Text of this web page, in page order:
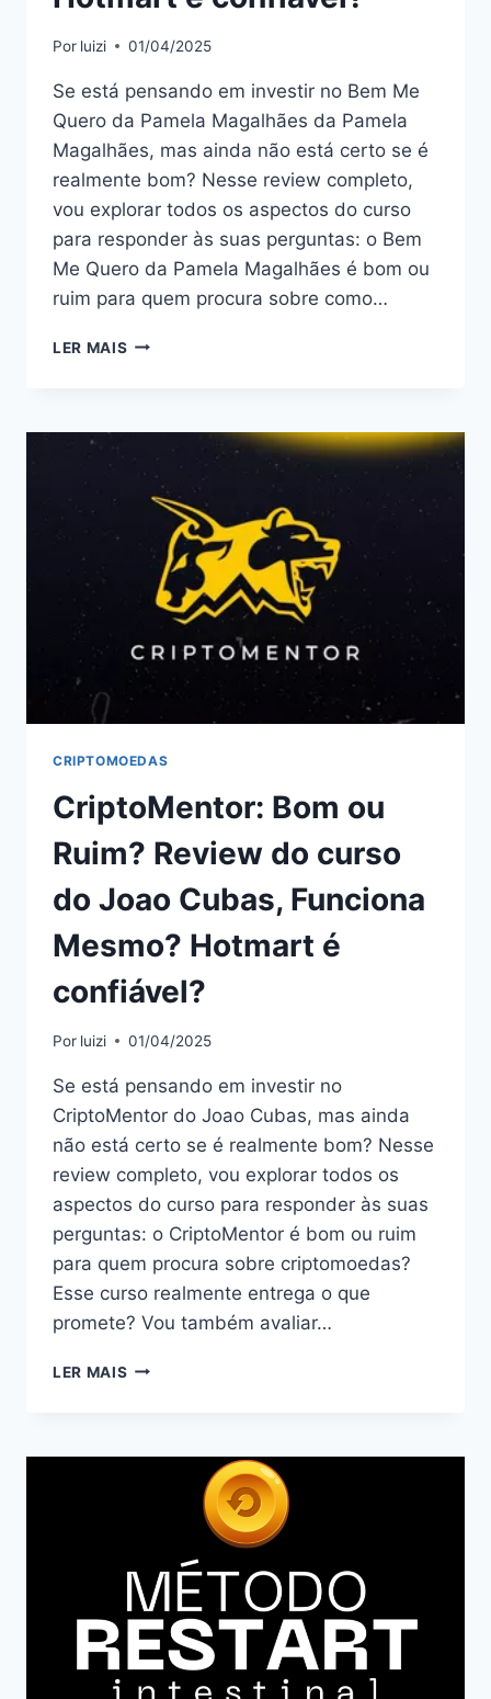
Por luizi 01/04/2025
Se está pensando em investir no Bem Me
Quero da Pamela Magalhães da Pamela
Magalhães, mas ainda não está certo se é
realmente bom? Nesse review completo,
vou explorar todos os aspectos do curso
para responder às suas perguntas: o Bem
Me Quero da Pamela Magalhães é bom ou
ruim para quem procura sobre como…
LER MAIS BEM
PAMELA
MAGALHÃES:
BOM
OU
RUIM?
REVIEW
CURSO
PAMELA
MAGALHÃES,
FUNCIONA
É
CRIPTOMOEDAS
CriptoMentor: Bom ou
Ruim? Review do curso
do Joao Cubas, Funciona
Mesmo? Hotmart é
confiável?
Por luizi 01/04/2025
Se está pensando em investir no
CriptoMentor do Joao Cubas, mas ainda
não está certo se é realmente bom? Nesse
review completo, vou explorar todos os
aspectos do curso para responder às suas
perguntas: o CriptoMentor é bom ou ruim
para quem procura sobre criptomoedas?
Esse curso realmente entrega o que
promete? Vou também avaliar…
LER MAIS CRIPTOMENTOR:
REVIEW
CUBAS,
FUNCIONA
MESMO?
HOTMART
É
CONFIÁVEL?